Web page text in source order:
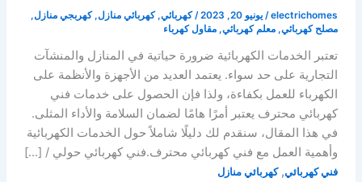
electrichomes
/ يونيو 20, 2023 /كهربائي,كهربائي منازل,كهربجي منازل,
مصلح كهربائي, معلم كهربائي, مقاول كهرباء
تعتبر الخدمات الكهربائية ضرورة حياتية في المنازل والمنشآت
التجارية على حد سواء. يعتمد العديد من الأجهزة والأنظمة على
الكهرباء للعمل بكفاءة، ولذا فإن الحصول على خدمات فني
كهربائي محترف يعتبر أمرًا هامًا لضمان السلامة والأداء المثلى.
في هذا المقال، سنقدم لك دليلًا شاملاً حول الخدمات الكهربائية
وأهمية العمل مع فني كهربائي محترف.فني كهربائي حولي / […]
فني كهربائي,كهربائي منازل